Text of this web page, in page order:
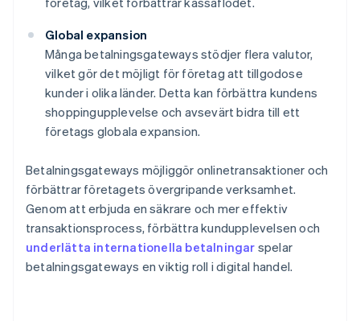
Global expansion
Många betalningsgateways stödjer flera valutor,
vilket gör det möjligt för företag att tillgodose
kunder i olika länder. Detta kan förbättra kundens
shoppingupplevelse och avsevärt bidra till ett
företags globala expansion.
Betalningsgateways möjliggör onlinetransaktioner och
förbättrar företagets övergripande verksamhet.
Genom att erbjuda en säkrare och mer effektiv
transaktionsprocess, förbättra kundupplevelsen och
underlätta internationella betalningar spelar
betalningsgateways en viktig roll i digital handel.